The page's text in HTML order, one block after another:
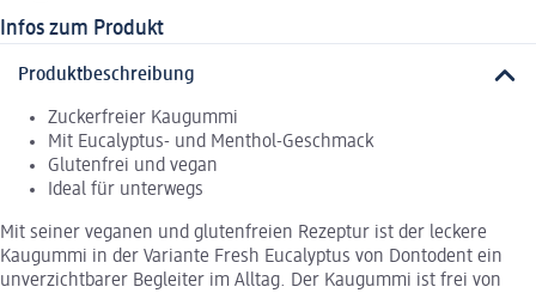
Infos zum Produkt
Produktbeschreibung
Zuckerfreier Kaugummi
Mit Eucalyptus- und Menthol-Geschmack
Glutenfrei und vegan
Ideal für unterwegs
Mit seiner veganen und glutenfreien Rezeptur ist der leckere
Kaugummi in der Variante Fresh Eucalyptus von Dontodent ein
unverzichtbarer Begleiter im Alltag. Der Kaugummi ist frei von